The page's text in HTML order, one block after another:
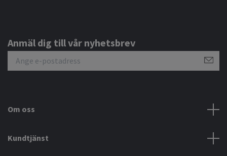
Anmäl dig till vår nyhetsbrev
Om oss
Kundtjänst